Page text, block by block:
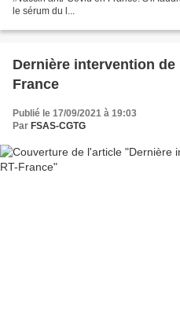
le sérum du l...
Dernière intervention de
France
Publié le 17/09/2021 à 19:03
Par FSAS-CGTG